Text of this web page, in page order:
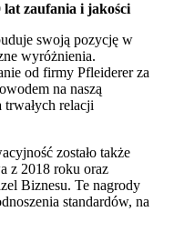
zaufania i jakości
swoją pozycję w
wyróżnienia.
od firmy Pfleiderer za
na naszą
relacji
zostało także
z 2018 roku oraz
Biznesu. Te nagrody
standardów, na